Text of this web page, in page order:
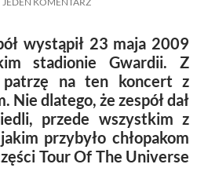
wystąpił 23 maja 2009
stadionie Gwardii. Z
patrzę na ten koncert z
Nie dlatego, że zespół dał
przede wszystkim z
przybyło chłopakom
Tour Of The Universe